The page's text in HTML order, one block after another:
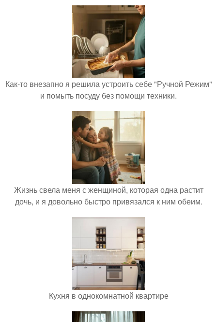
Как-то внезапно я решила устроить себе "Ручной Режим"
и помыть посуду без помощи техники.
Жизнь свела меня с женщиной, которая одна растит
дочь, и я довольно быстро привязался к ним обеим.
Кухня в однокомнатной квартире